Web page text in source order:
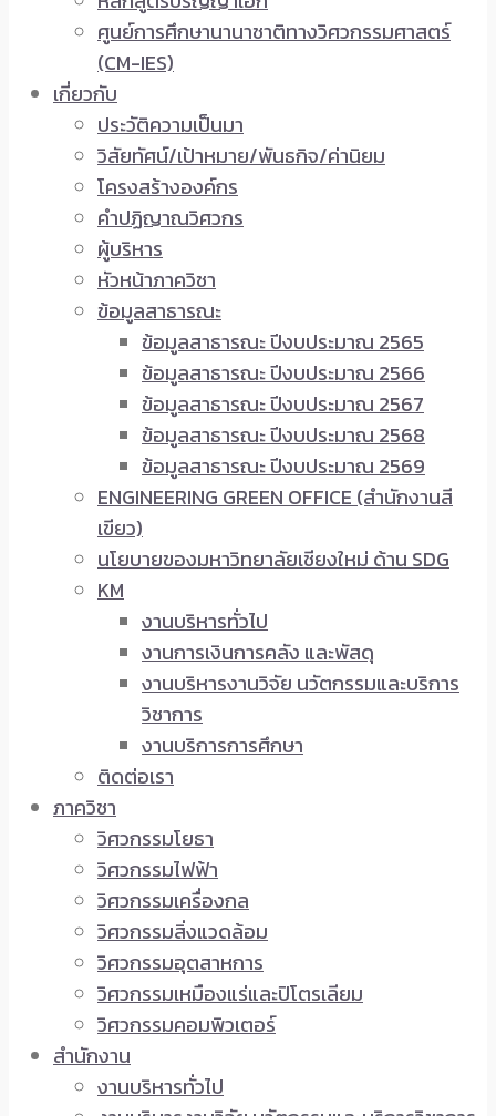
ศูนย์การศึกษานานาชาติทางวิศวกรรมศาสตร์
(CM-IES)
เกี่ยวกับ
ประวัติความเป็นมา
วิสัยทัศน์/เป้าหมาย/พันธกิจ/ค่านิยม
โครงสร้างองค์กร
คำปฏิญาณวิศวกร
ผู้บริหาร
หัวหน้าภาควิชา
ข้อมูลสาธารณะ
ข้อมูลสาธารณะ ปีงบประมาณ 2565
ข้อมูลสาธารณะ ปีงบประมาณ 2566
ข้อมูลสาธารณะ ปีงบประมาณ 2567
ข้อมูลสาธารณะ ปีงบประมาณ 2568
ข้อมูลสาธารณะ ปีงบประมาณ 2569
ENGINEERING GREEN OFFICE (สำนักงานสี
เขียว)
นโยบายของมหาวิทยาลัยเชียงใหม่ ด้าน SDG
KM
งานบริหารทั่วไป
งานการเงินการคลัง และพัสดุ
งานบริหารงานวิจัย นวัตกรรมและบริการ
วิชาการ
งานบริการการศึกษา
ติดต่อเรา
ภาควิชา
วิศวกรรมโยธา
วิศวกรรมไฟฟ้า
วิศวกรรมเครื่องกล
วิศวกรรมสิ่งแวดล้อม
วิศวกรรมอุตสาหการ
วิศวกรรมเหมืองแร่และปิโตรเลียม
วิศวกรรมคอมพิวเตอร์
สำนักงาน
งานบริหารทั่วไป